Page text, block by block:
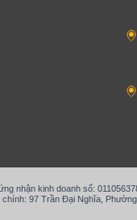
nhận kinh doanh số:
97 Trần Đại Nghĩa,